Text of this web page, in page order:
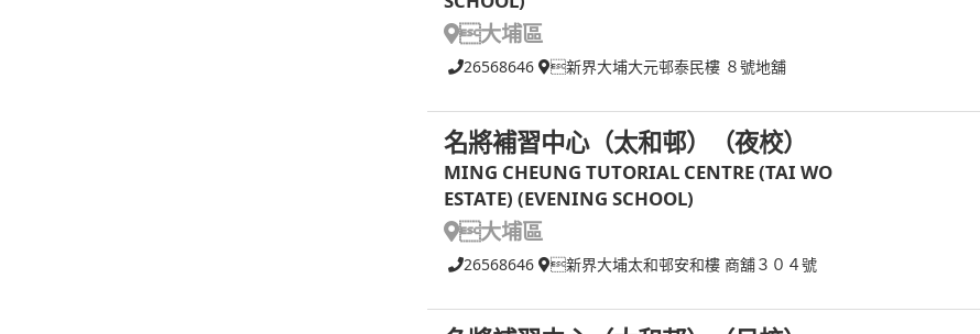
大埔區
26568646 新界大埔大元邨泰民樓 ８號地舖
名將補習中心（太和邨）（夜校）
MING CHEUNG TUTORIAL CENTRE (TAI WO
ESTATE) (EVENING SCHOOL)
大埔區
26568646 新界大埔太和邨安和樓 商舖３０４號